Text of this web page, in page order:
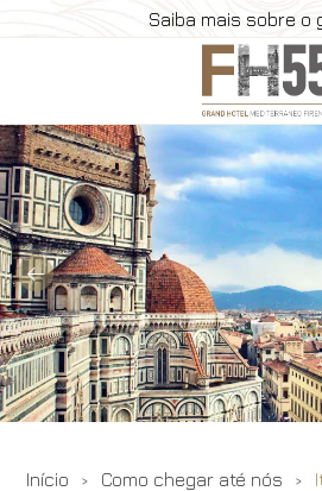
Saiba mais sobre o
Hotel
Quartos
Restaurante E
Reuniões
Como Chegar
Início Como chegar até nós